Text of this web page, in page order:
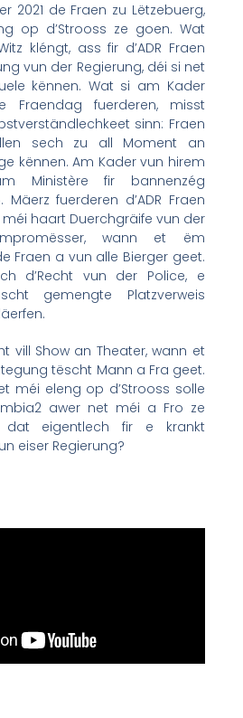
2021 de Fraen zu Lëtzebuerg,
op d’Strooss ze goen. Wat
kléngt, ass fir d’ADR Fraen
vun der Regierung, déi si net
kënnen. Wat si am Kader
Fraendag fuerderen, misst
sinn: Fraen
sech zu all Moment an
kënnen. Am Kader vun hirem
Ministère fir bannenzég
fuerderen d’ADR Fraen
haart Duerchgräife vun der
wann et ëm
Fraen a vun alle Bierger geet.
d’Recht vun der Police, e
gemengte Platzverweis
vill Show an Theater, wann et
tëscht Mann a Fra geet.
méi eleng op d’Strooss solle
awer net méi a Fro ze
dat eigentlech fir e krankt
eiser Regierung?